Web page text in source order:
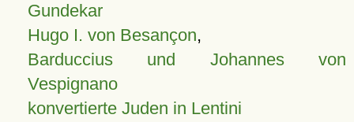
Gundekar
Hugo I. von Besançon,
Barduccius und Johannes von
Vespignano
konvertierte Juden in Lentini